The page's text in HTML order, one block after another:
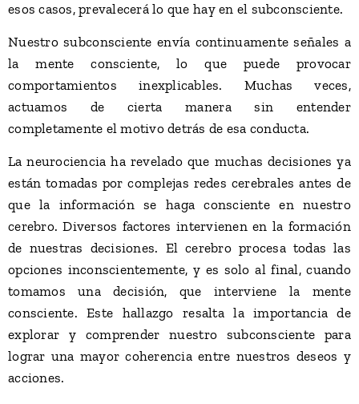
esos casos, prevalecerá lo que hay en el subconsciente.
Nuestro subconsciente envía continuamente señales a
la mente consciente, lo que puede provocar
comportamientos inexplicables. Muchas veces,
actuamos de cierta manera sin entender
completamente el motivo detrás de esa conducta.
La neurociencia ha revelado que muchas decisiones ya
están tomadas por complejas redes cerebrales antes de
que la información se haga consciente en nuestro
cerebro. Diversos factores intervienen en la formación
de nuestras decisiones. El cerebro procesa todas las
opciones inconscientemente, y es solo al final, cuando
tomamos una decisión, que interviene la mente
consciente. Este hallazgo resalta la importancia de
explorar y comprender nuestro subconsciente para
lograr una mayor coherencia entre nuestros deseos y
acciones.